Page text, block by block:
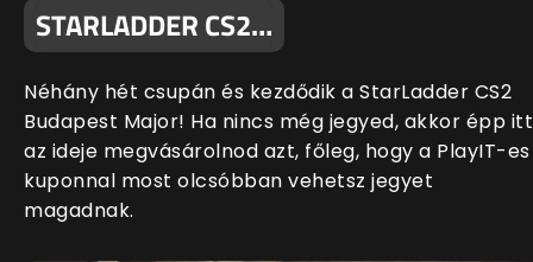
STARLADDER CS2…
Néhány hét csupán és kezdődik a StarLadder CS2
Budapest Major! Ha nincs még jegyed, akkor épp itt
az ideje megvásárolnod azt, főleg, hogy a PlayIT-es
kuponnal most olcsóbban vehetsz jegyet
magadnak.